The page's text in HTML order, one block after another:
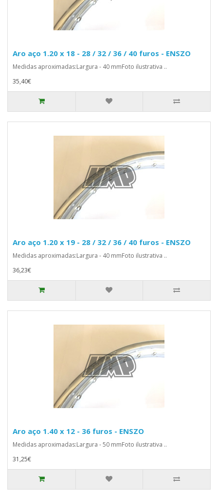
Aro aço 1.20 x 18 - 28 / 32 / 36 / 40 furos - ENSZO
Medidas aproximadas:Largura - 40 mmFoto ilustrativa ..
35,40€
Aro aço 1.20 x 19 - 28 / 32 / 36 / 40 furos - ENSZO
Medidas aproximadas:Largura - 40 mmFoto ilustrativa ..
36,23€
Aro aço 1.40 x 12 - 36 furos - ENSZO
Medidas aproximadas:Largura - 50 mmFoto ilustrativa ..
31,25€